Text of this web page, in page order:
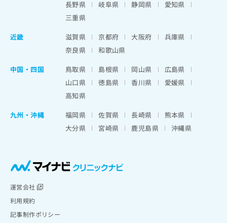
長野県
岐阜県 静岡県
愛知県
三重県
近畿
滋賀県 京都府 大阪府
兵庫県
奈良県
和歌山県
中国・四国
鳥取県 島根県 岡山県
広島県
山口県
徳島県 香川県
愛媛県
高知県
九州・沖縄
福岡県 佐賀県 長崎県
熊本県
大分県
宮崎県 鹿児島県 沖縄県
運営会社
利用規約
記事制作ポリシー